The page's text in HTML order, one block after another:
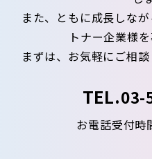
また、ともに成長しな
トナー企業様
まずは、お気軽にご相
TEL.03-
お電話受付